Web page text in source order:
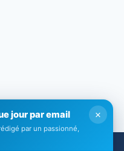
×
jour par email
par un passionné,